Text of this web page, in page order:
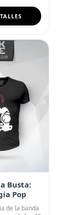
Busta:
Pop
de la banda